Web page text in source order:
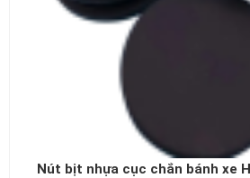
Nút bịt nhựa cục chắn bánh xe